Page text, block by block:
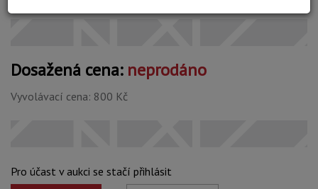
Dosažená cena: neprodáno
Vyvolávací cena: 800 Kč
Pro účast v aukci se stačí přihlásit